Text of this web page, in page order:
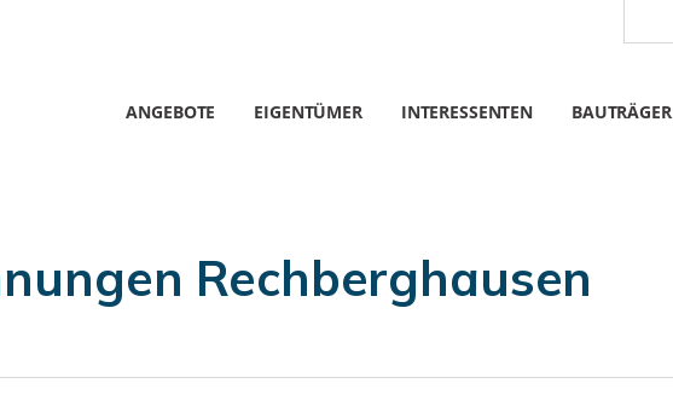
ANGEBOTE EIGENTÜMER INTERESSENTEN BAUTRÄGER
Rechberghausen